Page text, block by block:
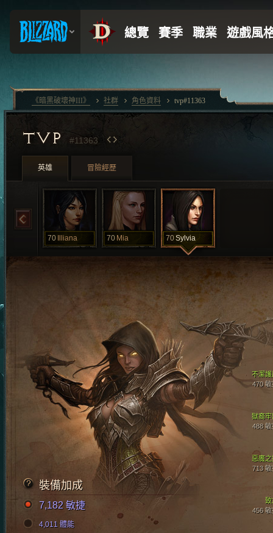
TVP #11363
英雄 冒險經歷
70 Illiana 70 Mia 70Sylvia
獄裔牢
488 敏
惡魔之
713 敏
不潔護
470 敏
致
456 敏
裝備加成
7,182 敏捷
4,011 體能
《暗黑破壞神III》 社群 角色資料 tvp#11363